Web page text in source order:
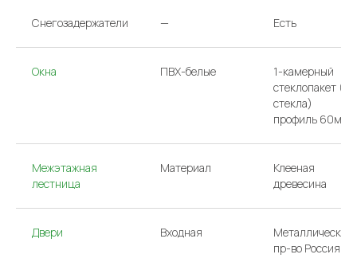
Снегозадержатели — Есть
Окна ПВХ-белые
1-камерный
стеклопакет (2
стекла)
профиль 60мм
Межэтажная
лестница
Материал
Клееная
древесина
Двери Входная
Металлическая
пр-во Россия